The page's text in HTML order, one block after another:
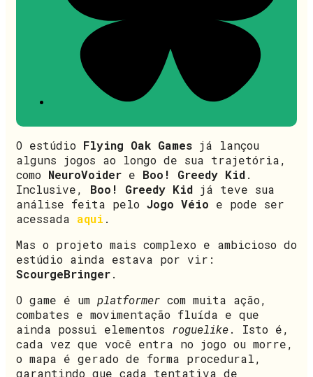
O estúdio Flying Oak Games já lançou
alguns jogos ao longo de sua trajetória,
como NeuroVoider e Boo! Greedy Kid.
Inclusive, Boo! Greedy Kid já teve sua
análise feita pelo Jogo Véio e pode ser
acessada aqui .
Mas o projeto mais complexo e ambicioso do
estúdio ainda estava por vir:
ScourgeBringer.
O game é um platformer com muita ação,
combates e movimentação fluída e que
ainda possui elementos roguelike. Isto é,
cada vez que você entra no jogo ou morre,
o mapa é gerado de forma procedural,
garantindo que cada tentativa de